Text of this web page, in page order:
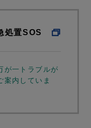
処置SOS
が一トラブルが
案内していま